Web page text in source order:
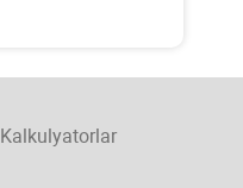
Kalkulyatorlar